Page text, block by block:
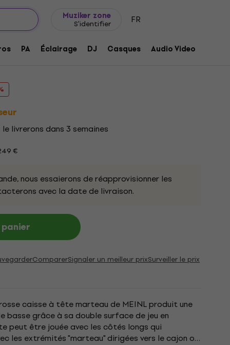
Muziker zone
S'identifier FR
PA Éclairage DJ Casques Audio Video
livrerons dans 3 semaines
€
nous essaierons de réapprovisionner les
avec la date de livraison.
ComparerSignaler un meilleur prixSurveiller le prix
caisse à tête marteau de MEINL produit une
basse grâce à sa double surface de jeu en
peut être jouée avec les côtés longs qui
les extrémités "marteau" dirigées vers le cajon ou